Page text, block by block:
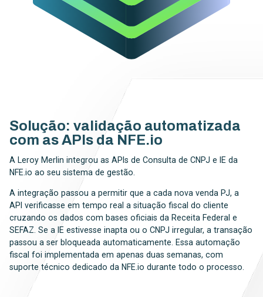
Solução: validação automatizada
com as APIs da NFE.io
A Leroy Merlin integrou as APIs de Consulta de CNPJ e IE da
NFE.io ao seu sistema de gestão.
A integração passou a permitir que a cada nova venda PJ, a
API verificasse em tempo real a situação fiscal do cliente
cruzando os dados com bases oficiais da Receita Federal e
SEFAZ. Se a IE estivesse inapta ou o CNPJ irregular, a transação
passou a ser bloqueada automaticamente. Essa automação
fiscal foi implementada em apenas duas semanas, com
suporte técnico dedicado da NFE.io durante todo o processo.